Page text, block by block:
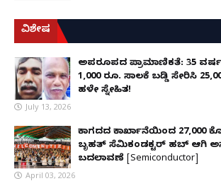
ವಿಶೇಷ
ಅಪರೂಪದ ಪ್ರಾಮಾಣಿಕತೆ: 35
1,000 ರೂ. ಸಾಲಕ್ಕೆ ಬಡ್ಡಿ ಸೇರಿಸಿ
ಹಳೇ ಸ್ನೇಹಿತ!
July 13, 2026
ಕಾಗದದ ಕಾರ್ಖಾನೆಯಿಂದ 27,000
ಬೃಹತ್ ಸೆಮಿಕಂಡಕ್ಟರ್ ಹಬ್ ಆಗಿ
ಬದಲಾವಣೆ [Semiconductor]
April 03, 2026